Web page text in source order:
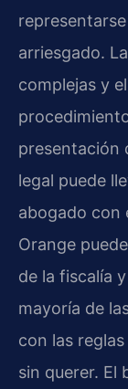
arriesgado.
complejas y
presentación
legal puede
abogado con
Orange
de la fiscalía
mayoría de
con las
sin querer. El